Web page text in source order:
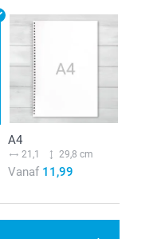
A4
21,1 29,8 cm
Vanaf11,99